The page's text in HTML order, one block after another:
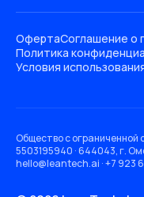
ОфертаСоглашение о
Политика
Условия
Общество с
5503195940 · 644043, г.
hello@leantech.ai · +7 923